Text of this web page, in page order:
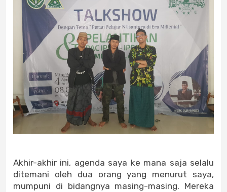
Akhir-akhir ini, agenda saya ke mana saja selalu
ditemani oleh dua orang yang menurut saya,
mumpuni di bidangnya masing-masing. Mereka